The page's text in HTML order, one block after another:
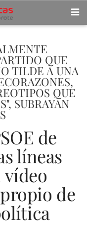
QUE
TILDE A UNA
QUE
SUBRAYAN
de
líneas
de